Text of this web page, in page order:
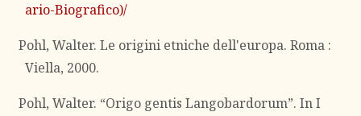
ario-Biografico)/
Pohl, Walter. Le origini etniche dell'europa. Roma :
Viella, 2000.
Pohl, Walter. “Origo gentis Langobardorum”. In I